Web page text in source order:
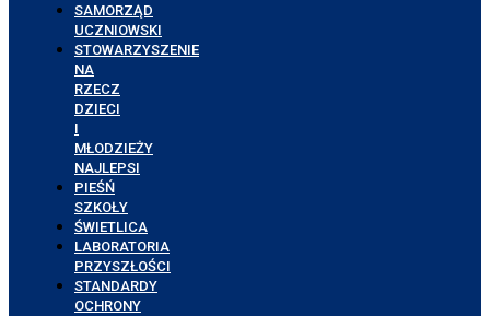
SAMORZĄD
UCZNIOWSKI
STOWARZYSZENIE
NA
RZECZ
DZIECI
I
MŁODZIEŻY
NAJLEPSI
PIEŚŃ
SZKOŁY
ŚWIETLICA
LABORATORIA
PRZYSZŁOŚCI
STANDARDY
OCHRONY